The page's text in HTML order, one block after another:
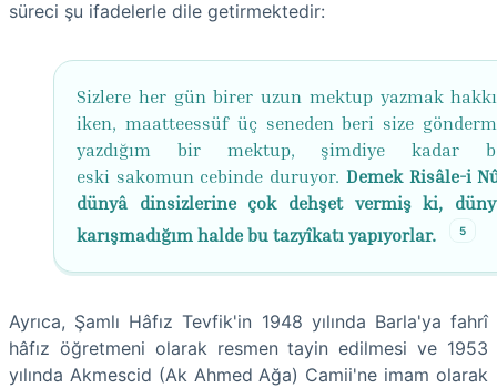
süreci şu ifadelerle dile getirmektedir:
Sizlere her gün birer uzun mektup yazmak
iken, maatteessüf üç seneden beri size
yazdığım bir mektup, şimdiye kadar
eski sakomun cebinde duruyor. Demek Risâle-i
dünyâ dinsizlerine çok dehşet vermiş ki,
karışmadığım halde bu tazyîkatı yapıyorlar.
5
Ayrıca, Şamlı Hâfız Tevfik'in 1948 yılında Barla'ya fahrî
hâfız öğretmeni olarak resmen tayin edilmesi ve 1953
yılında Akmescid (Ak Ahmed Ağa) Camii'ne imam olarak